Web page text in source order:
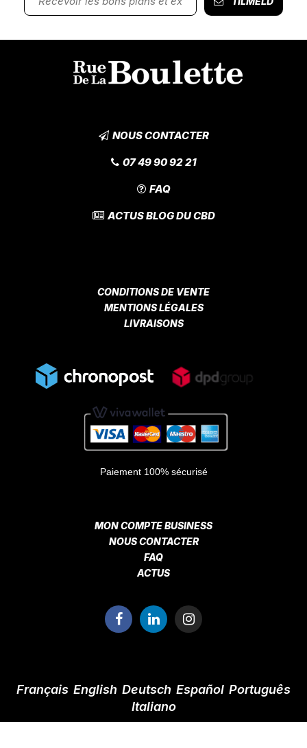
NOUS CONTACTER
07 49 90 92 21
FAQ
ACTUS BLOG DU CBD
CONDITIONS DE VENTE
MENTIONS LÉGALES
LIVRAISONS
Paiement 100% sécurisé
MON COMPTE BUSINESS
NOUS CONTACTER
FAQ
ACTUS
Français English Deutsch Español Português
Italiano